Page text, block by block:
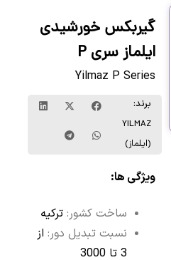
گیربکس خورشیدی
ایلماز سری P
Yilmaz P Series
YILMAZ
(ایلماز)
ویژگی ها:
ساخت کشور:ترکیه
نسبت تبدیل دور: از